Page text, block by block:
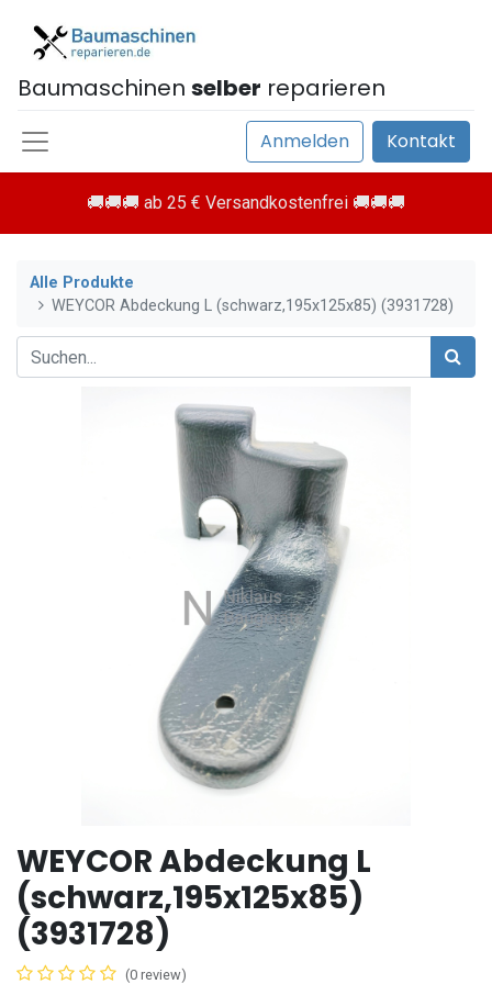
Baumaschinen selber reparieren
Anmelden Kontakt
🚚🚚🚚 ab 25 € Versandkostenfrei 🚚🚚🚚
Alle Produkte
WEYCOR Abdeckung L (schwarz,195x125x85) (3931728)
WEYCOR Abdeckung L
(schwarz,195x125x85)
(3931728)
(0 review)